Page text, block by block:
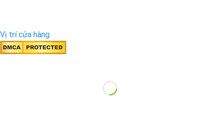
Vị trí cửa hàng